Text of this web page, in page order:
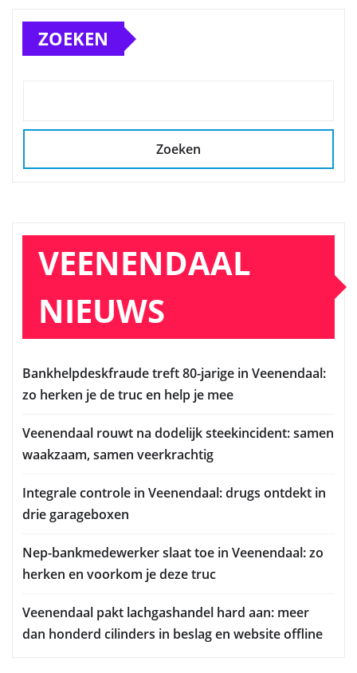
ZOEKEN
Zoeken
VEENENDAAL
NIEUWS
Bankhelpdeskfraude treft 80-jarige in Veenendaal:
zo herken je de truc en help je mee
Veenendaal rouwt na dodelijk steekincident: samen
waakzaam, samen veerkrachtig
Integrale controle in Veenendaal: drugs ontdekt in
drie garageboxen
Nep-bankmedewerker slaat toe in Veenendaal: zo
herken en voorkom je deze truc
Veenendaal pakt lachgashandel hard aan: meer
dan honderd cilinders in beslag en website offline